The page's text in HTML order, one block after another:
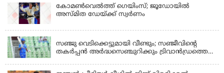
കോമണ്‍വെല്‍ത്ത് ഗെയിംസ്; ജൂഡോയിൽ
അസ്മിത ഡേയ്ക്ക് സ്വർണം
സഞ്ജു വെടിക്കെട്ടുമായി വീണ്ടും; സഞ്ജീവിന്‍റെ
തകർപ്പൻ അർദ്ധസെഞ്ചുറിക്കും ട്രിവാൻഡ്രത്തെ